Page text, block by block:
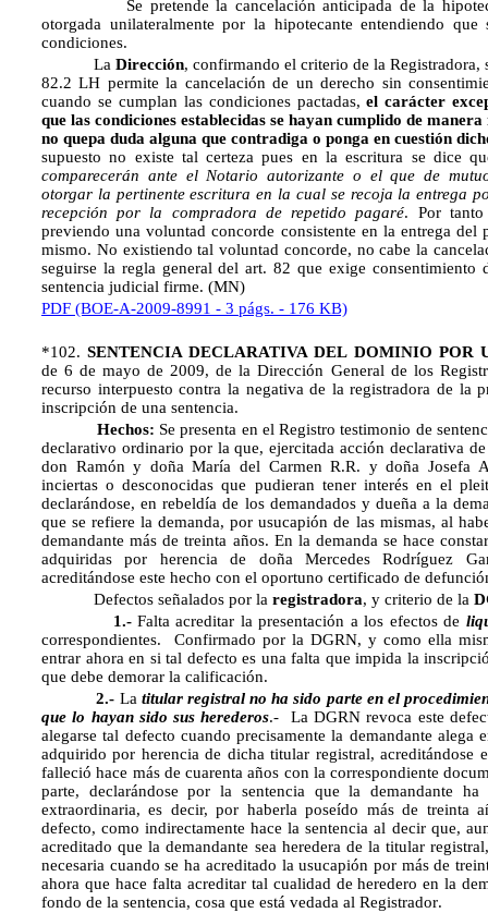
Se pretende la cancelación anticipada de la hipoteca
otorgada unilateralmente por la hipotecante entendiendo
condiciones.
La Dirección, confirmando el criterio de la Registradora,
82.2 LH permite la cancelación de un derecho sin
cuando se cumplan las condiciones pactadas,el carácter
que las condiciones establecidas se hayan cumplido de
no quepa duda alguna que contradiga o ponga en cuestión
supuesto no existe tal certeza pues en la escritura se dice
comparecerán ante el Notario autorizante o el que de
otorgar la pertinente escritura en la cual se recoja la entrega
recepción por la compradora de repetido pagaré. Por tanto
previendo una voluntad concorde consistente en la entrega del
mismo. No existiendo tal voluntad concorde, no cabe la
seguirse la regla general del art. 82 que exige consentimiento
sentencia judicial firme. (MN)
PDF (BOE-A-2009-8991 - 3 págs. - 176 KB)
*102.SENTENCIA DECLARATIVA DEL DOMINIO POR
de 6 de mayo de 2009, de la Dirección General de los
recurso interpuesto contra la negativa de la registradora de la
inscripción de una sentencia.
Hechos: Se presenta en el Registro testimonio de
declarativo ordinario por la que, ejercitada acción declarativa
don Ramón y doña María del Carmen R.R. y doña Josefa
inciertas o desconocidas que pudieran tener interés en el
declarándose, en rebeldía de los demandados y dueña a la
que se refiere la demanda, por usucapión de las mismas, al
demandante más de treinta años. En la demanda se hace
adquiridas por herencia de doña Mercedes Rodríguez
acreditándose este hecho con el oportuno certificado de
Defectos señalados por la registradora, y criterio de la
1.-Falta acreditar la presentación a los efectos de
correspondientes. Confirmado por la DGRN, y como ella
entrar ahora en si tal defecto es una falta que impida la
que debe demorar la calificación.
2.- La titular registral no ha sido parte en el
que lo hayan sido sus herederos.- La DGRN revoca este
alegarse tal defecto cuando precisamente la demandante alega
adquirido por herencia de dicha titular registral, acreditándose
falleció hace más de cuarenta años con la correspondiente
parte, declarándose por la sentencia que la demandante
extraordinaria, es decir, por haberla poseído más de treinta
defecto, como indirectamente hace la sentencia al decir que,
acreditado que la demandante sea heredera de la titular
necesaria cuando se ha acreditado la usucapión por más de
ahora que hace falta acreditar tal cualidad de heredero en la
fondo de la sentencia, cosa que está vedada al Registrador.